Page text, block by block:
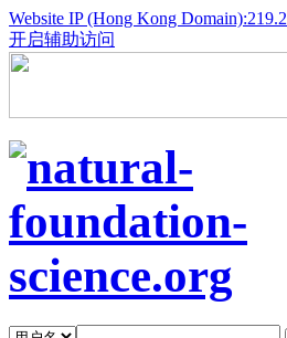
Website IP (Hong Kong
开启辅助访问